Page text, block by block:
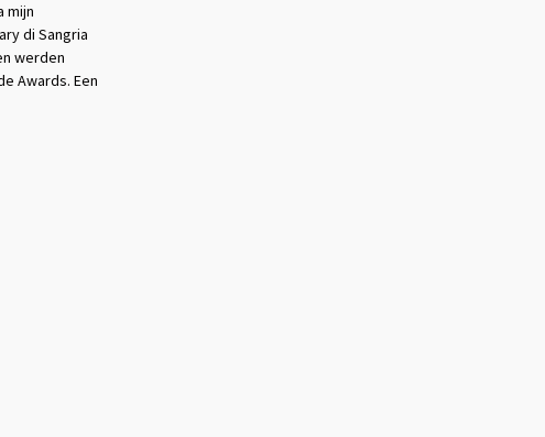
mijn
di Sangria
werden
Awards. Een